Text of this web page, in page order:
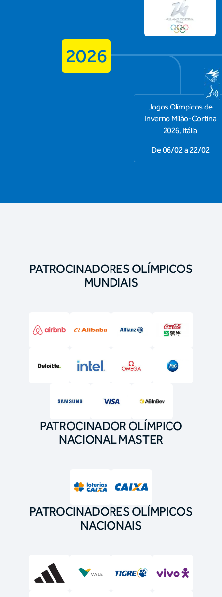
2026
Jogos Olímpicos de
Inverno Milão-Cortina
2026, Itália
De 06/02 a 22/02
PATROCINADORES OLÍMPICOS
MUNDIAIS
PATROCINADOR OLÍMPICO
NACIONAL MASTER
PATROCINADORES OLÍMPICOS
NACIONAIS